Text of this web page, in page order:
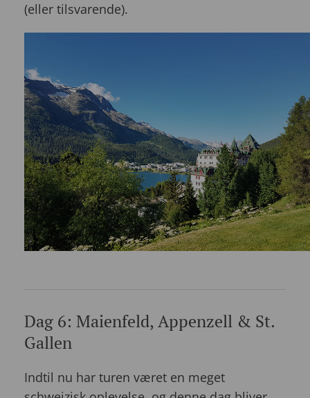
(eller tilsvarende).
Dag 6: Maienfeld, Appenzell & St.
Gallen
Indtil nu har turen været en meget